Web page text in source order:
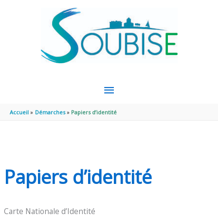
MENU
PRINCIPAL
Accueil Démarches Papiers d’identité
Papiers d’identité
Carte Nationale d’Identité